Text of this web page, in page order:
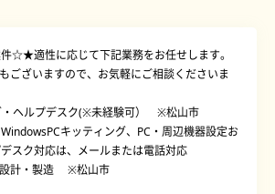
☆★適性に応じて下記業務をお任せします。
ございますので、お気軽にご相談くださいま
・ヘルプデスク(※未経験可） ※松山市
キッティング、PC・周辺機器設定お
スク対応は、メールまたは電話対応
計・製造 ※松山市